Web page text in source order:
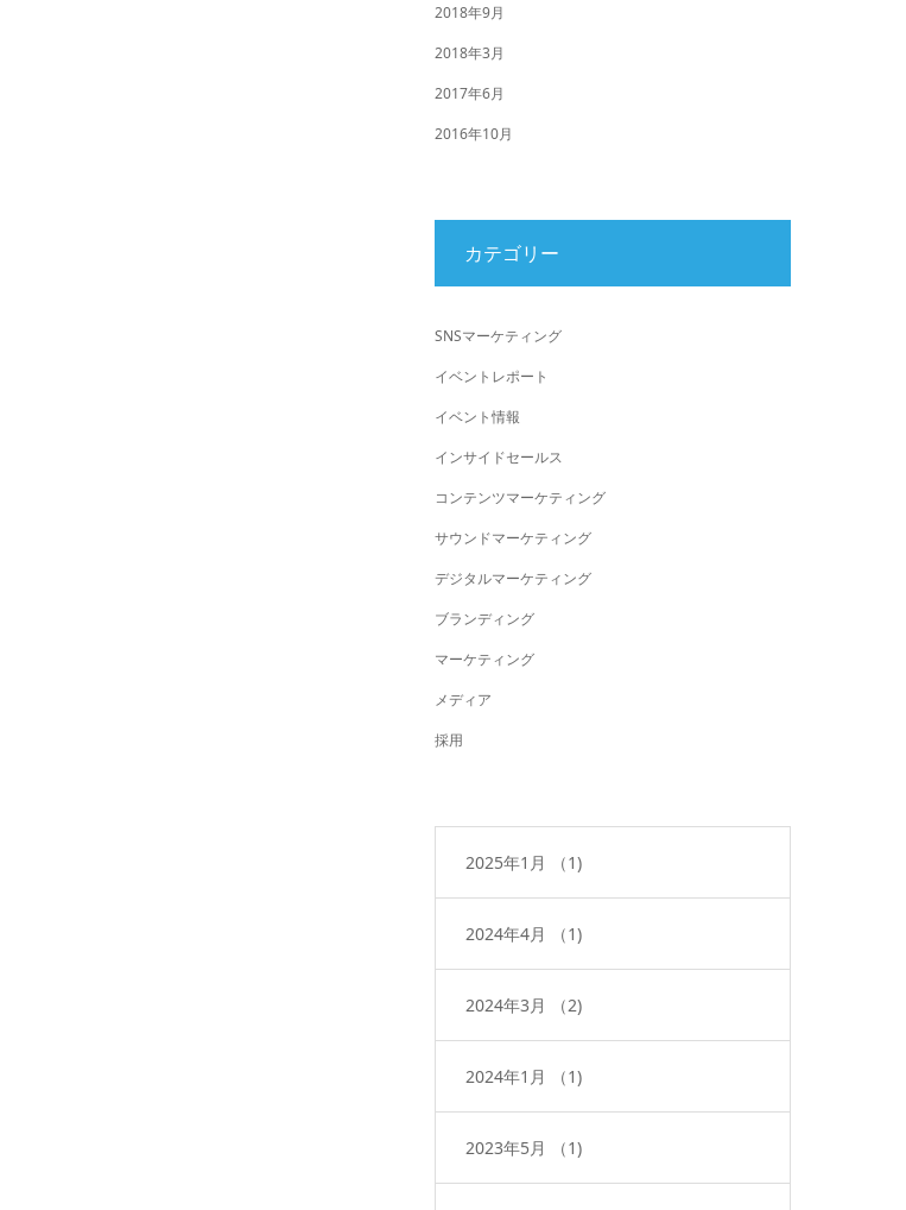
2018年9月
2018年3月
2017年6月
2016年10月
カテゴリー
SNSマーケティング
イベントレポート
イベント情報
インサイドセールス
コンテンツマーケティング
サウンドマーケティング
デジタルマーケティング
ブランディング
マーケティング
メディア
採用
2025年1月 （1)
2024年4月 （1)
2024年3月 （2)
2024年1月 （1)
2023年5月 （1)